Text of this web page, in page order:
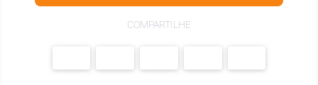
COMPARTILHE